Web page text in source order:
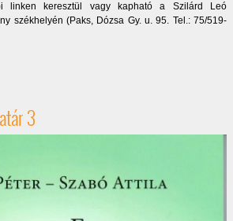
linken keresztül vagy kapható a Szilárd Leó
székhelyén (Paks, Dózsa Gy. u. 95. Tel.: 75/519-
fizikaverseny 2005-2010)
3